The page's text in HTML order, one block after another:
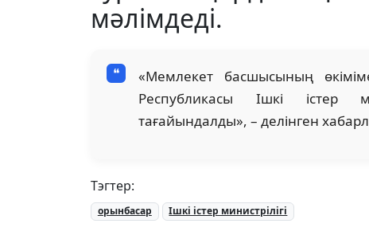
мәлімдеді.
«Мемлекет басшысының
Республикасы Ішкі істер
тағайындалды», – делінген
Тэгтер:
орынбасар Ішкі істер министрілігі